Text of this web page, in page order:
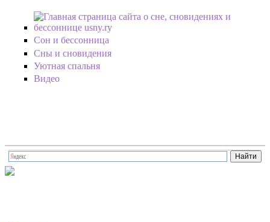
Перейти к основному содержанию
Сон и бессонница
Сны и сновидения
Уютная спальня
Видео